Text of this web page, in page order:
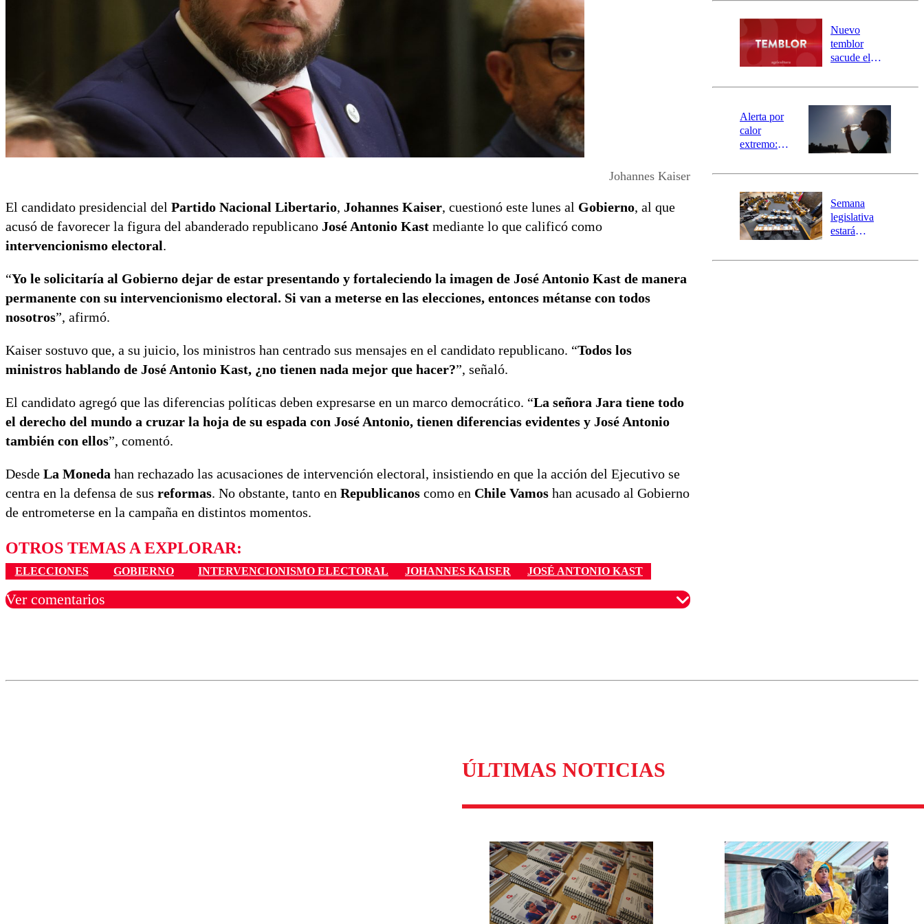
Johannes Kaiser
El candidato presidencial del Partido Nacional Libertario, Johannes Kaiser, cuestionó este lunes al Gobierno, al que
acusó de favorecer la figura del abanderado republicano José Antonio Kast mediante lo que calificó como
intervencionismo electoral.
“Yo le solicitaría al Gobierno dejar de estar presentando y fortaleciendo la imagen de José Antonio Kast de manera
permanente con su intervencionismo electoral. Si van a meterse en las elecciones, entonces métanse con todos
nosotros”, afirmó.
Kaiser sostuvo que, a su juicio, los ministros han centrado sus mensajes en el candidato republicano. “Todos los
ministros hablando de José Antonio Kast, ¿no tienen nada mejor que hacer?”, señaló.
El candidato agregó que las diferencias políticas deben expresarse en un marco democrático. “La señora Jara tiene todo
el derecho del mundo a cruzar la hoja de su espada con José Antonio, tienen diferencias evidentes y José Antonio
también con ellos”, comentó.
Desde La Moneda han rechazado las acusaciones de intervención electoral, insistiendo en que la acción del Ejecutivo se
centra en la defensa de sus reformas. No obstante, tanto en Republicanos como en Chile Vamos han acusado al Gobierno
de entrometerse en la campaña en distintos momentos.
OTROS TEMAS A EXPLORAR:
ELECCIONES GOBIERNO INTERVENCIONISMO ELECTORAL JOHANNES KAISER JOSÉ ANTONIO KAST
Ver comentarios
río Damas:
activa
mensajería
SAE
Nuevo
temblor
sacude el
revisa la
epicentro
Alerta por
calor
extremo:
activa Alerta
Preventiva en
tres comunas
Semana
legislativa
estará
el fin de la
ÚLTIMAS NOTICIAS